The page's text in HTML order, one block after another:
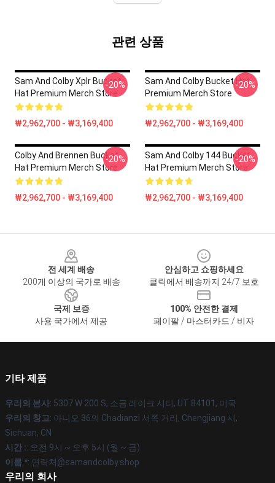
관련 상품
Sam And Colby Xplr Bucket
Hat Premium Merch Store
₩2,962,700 - ₩3,169,400
-20%
Sam And Colby Bucket Hat
Premium Merch Store
₩2,962,700 - ₩3,169,400
-20%
Colby And Brennen Bucket
Hat Premium Merch Store
₩2,962,700 - ₩3,169,400
-20%
Sam And Colby 144 Bucket
Hat Premium Merch Store
₩2,962,700 - ₩3,169,400
-20%
전 세계 배송
200개 이상의 국가로 배송
안심하고 쇼핑하세요
클릭에서 배송까지 24/7 보호
국제 보증
사용 국가에서 제공
100% 안전한 결제
페이팔 / 마스터카드 / 비자
기타 제품
우리의 본사: 5307 W 200 S, 소금 레이크 시티, UT 84101, 미국
우리의 창고: 아니오 36의 Chadianzi 서쪽 거리, Chengjiang 시,
Sichuan, CN
시간 :: 오전 9시 ~ 오후 5시 (월 ~ 금)
이름 *: 연락처@samandcolby.shop
우리의 회사